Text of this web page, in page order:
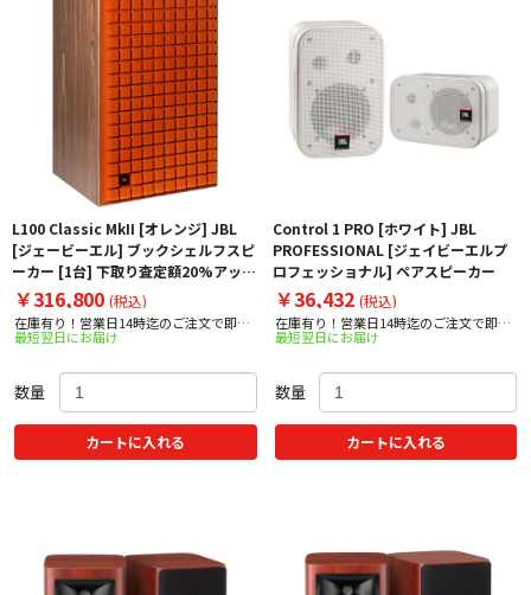
L100 Classic MkII [オレンジ] JBL
[ジェービーエル] ブックシェルフスピ
ーカー [1台] 下取り査定額20%アップ
実施中！
￥316,800 (税込)
在庫有り！営業日14時迄のご注文で即日
出荷！
最短翌日にお届け
数量
カートに入れる
Control 1 PRO [ホワイト] JBL
PROFESSIONAL [ジェイビーエルプ
ロフェッショナル] ペアスピーカー
￥36,432 (税込)
在庫有り！営業日14時迄のご注文で即日
出荷！
最短翌日にお届け
数量
カートに入れる